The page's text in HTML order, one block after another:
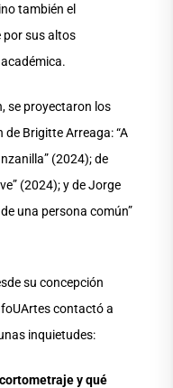
también el
por sus altos
se proyectaron los
Brigitte Arreaga: “A
(2024); de
(2024); y de Jorge
una persona común”
su concepción
contactó a
inquietudes:
cortometraje y qué